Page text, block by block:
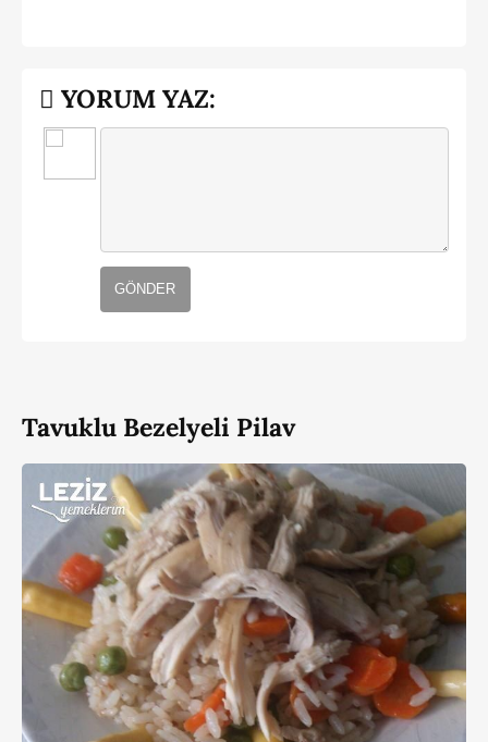
YORUM YAZ:
GÖNDER
Tavuklu Bezelyeli Pilav